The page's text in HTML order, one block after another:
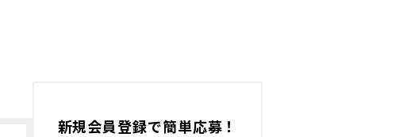
新規会員登録で簡単応募！